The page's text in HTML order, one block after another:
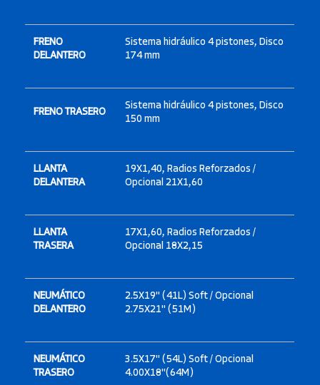
FRENO
DELANTERO
Sistema hidráulico 4 pistones, Disco
174 mm
FRENO TRASERO
Sistema hidráulico 4 pistones, Disco
150 mm
LLANTA
DELANTERA
19X1,40, Radios Reforzados /
Opcional 21X1,60
LLANTA
TRASERA
17X1,60, Radios Reforzados /
Opcional 18X2,15
NEUMÁTICO
DELANTERO
2.5X19" (41L) Soft / Opcional
2.75X21" (51M)
NEUMÁTICO
TRASERO
3.5X17" (54L) Soft / Opcional
4.00X18"(64M)